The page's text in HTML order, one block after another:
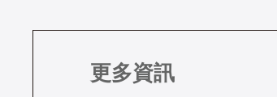
更多資訊